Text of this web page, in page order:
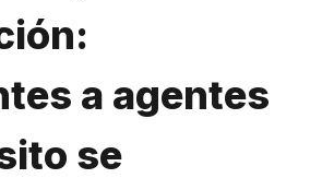
Deliverante
a agentes
se